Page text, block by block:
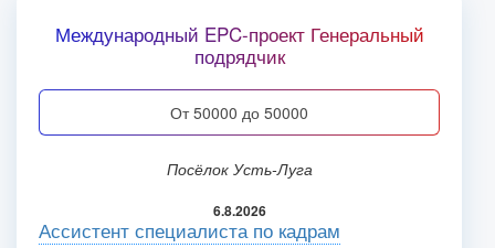
Международный EPC-проект Генеральный
подрядчик
от 50000 до 50000
посёлок Усть-Луга
6.8.2026
Ассистент специалиста по кадрам